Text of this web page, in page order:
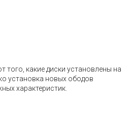
какие диски установлены на
установка новых ободов
характеристик.